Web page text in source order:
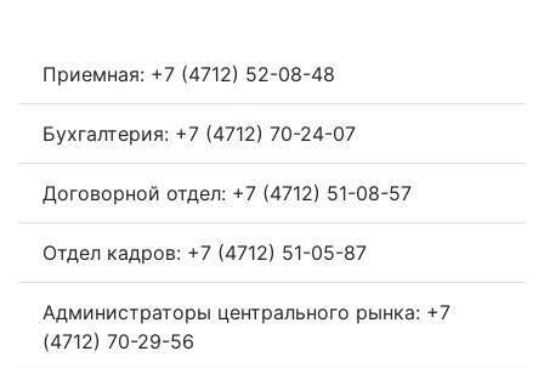
Приемная: +7 (4712) 52-08-48
Бухгалтерия: +7 (4712) 70-24-07
Договорной отдел: +7 (4712) 51-08-57
Отдел кадров: +7 (4712) 51-05-87
Администраторы центрального рынка: +7
(4712) 70-29-56